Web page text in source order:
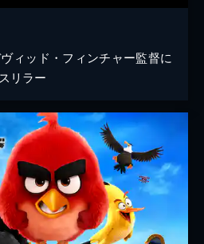
ィッド・フィンチャー監督に
リラー